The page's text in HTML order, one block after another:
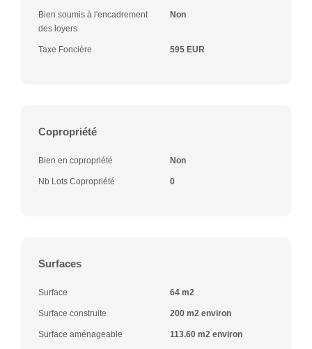
Bien soumis à l'encadrement
des loyers
Non
Taxe Foncière 595 EUR
Copropriété
Bien en copropriété Non
Nb Lots Copropriété 0
Surfaces
Surface 64 m2
Surface construite 200 m2 environ
Surface aménageable 113.60 m2 environ